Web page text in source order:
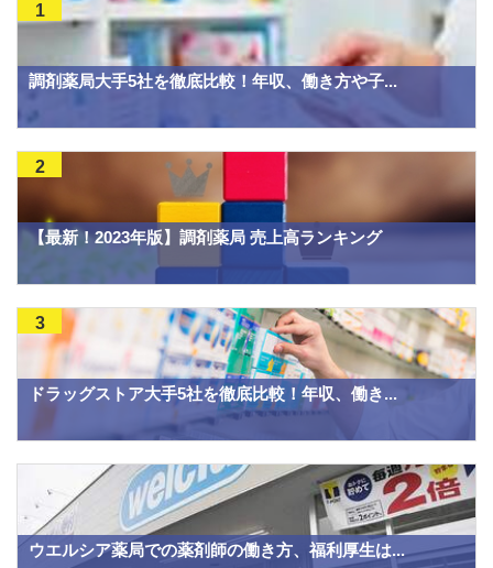
調剤薬局大手5社を徹底比較！年収、働き方や子...
1
【最新！2023年版】調剤薬局 売上高ランキング
2
ドラッグストア大手5社を徹底比較！年収、働き...
3
ウエルシア薬局での薬剤師の働き方、福利厚生は...